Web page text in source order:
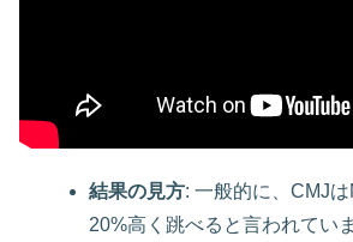
結果の見方: 一般的に、CMJ
20%高く跳べると言われてい